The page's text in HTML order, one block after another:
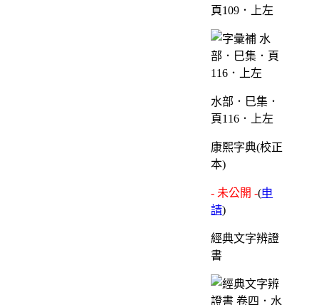
頁109．上左
水部．巳集．
頁116．上左
康熙字典(校正
本)
- 未公開 -(申
請)
經典文字辨證
書